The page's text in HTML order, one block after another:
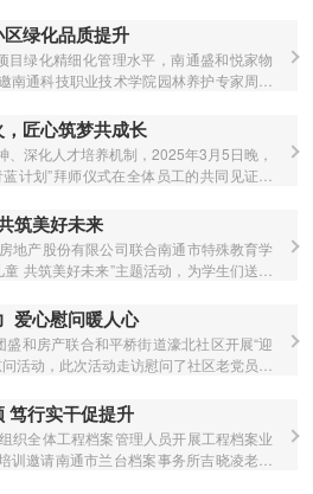
的激情与协作中，让员工们度过了一段充
绿化品质提升
目绿化精细化管理水平，南通盛和悦家物
南通科技职业技术学院园林养护专家周小
人、绿化条线骨干及"青蓝计划"绿化培养
匠心筑梦共成长
、深化人才培养机制，2025年3月5日晚，
计划”拜师仪式在全体员工的共同见证下
筑美好未来
地产股份有限公司联合南通市特殊教育学
共筑美好未来”主题活动，为学生们送去
爱心慰问暖人心
和房产联合和平桥街道濠北社区开展“迎
活动，此次活动走访慰问了社区老党员、
笃行实干促提升
织全体工程档案管理人员开展工程档案业
训邀请南通市兰台档案事务所吉晓凌老师